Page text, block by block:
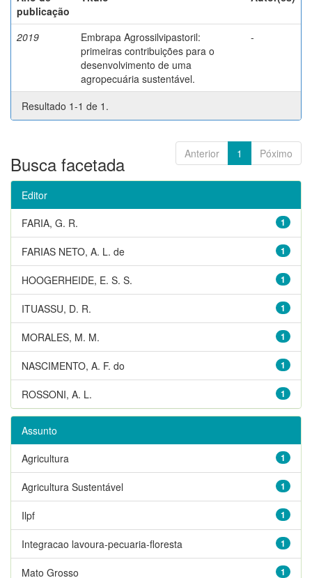
publicação
2019
Embrapa Agrossilvipastoril:
primeiras contribuições para o
desenvolvimento de uma
agropecuária sustentável.
-
Resultado 1-1 de 1.
Anterior 1 Póximo
Busca facetada
Editor
1
FARIA, G. R.
1
FARIAS NETO, A. L. de
1
HOOGERHEIDE, E. S. S.
1
ITUASSU, D. R.
1
MORALES, M. M.
1
NASCIMENTO, A. F. do
1
ROSSONI, A. L.
Assunto
1
Agricultura
1
Agricultura Sustentável
1
Ilpf
1
Integracao lavoura-pecuaria-floresta
1
Mato Grosso